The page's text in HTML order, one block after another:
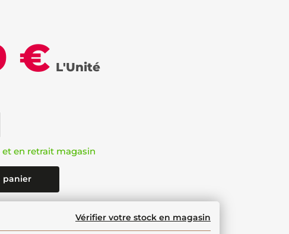
€ L'Unité
en retrait magasin
panier
Vérifier votre stock en magasin